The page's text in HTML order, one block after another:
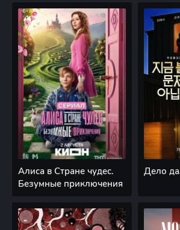
Алиса в Стране чудес.
Безумные приключения
Дело